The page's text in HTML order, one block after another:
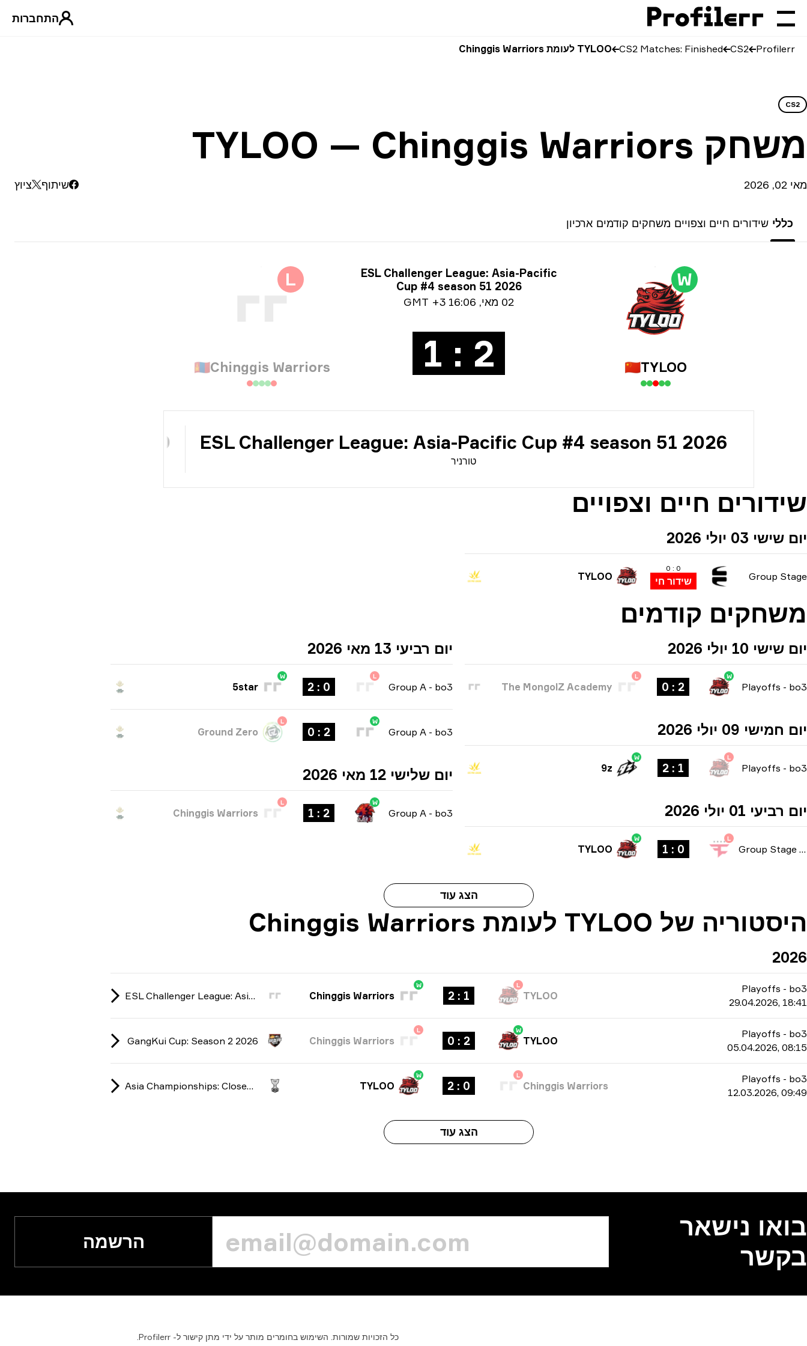
התחברות
Profilerr
CS2
CS2 Matches: Finished TYLOO לעומת Chinggis Warriors
CS2
משחק TYLOO — Chinggis Warriors
מאי 02, 2026 שיתוף ציוץ
כללי שידורים חיים וצפויים משחקים קודמים ארכיון
מידע על טורניר
ESL Challenger League: Asia-Pacific
Cup #4 season 51 2026
Date info02 מאי ,
16:06 GMT +3
W
TYLOO
🇨🇳
2 : 1
L
Chinggis Warriors
🇲🇳
טורניר
ESL Challenger League: Asia-Pacific Cup #4 season 51 2026
$10 000
שידורים חיים וצפויים
יום שישי 03 יולי 2026
Group Stage
0 : 0
שידור חי TYLOO
משחקים קודמים
יום שישי 10 יולי 2026
Playoffs - bo3
W
2 : 0
L
The MongolZ Academy
יום חמישי 09 יולי 2026
Playoffs - bo3
L
1 : 2
W
9z
יום רביעי 01 יולי 2026
Group Stage
L
0 : 1
W
TYLOO
יום רביעי 13 מאי 2026
Group A - bo3
L
0 : 2
W
5star
Group A - bo3
W
2 : 0
L
Ground Zero
יום שלישי 12 מאי 2026
Group A - bo3
W
2 : 1
L
Chinggis Warriors
הצג עוד
היסטוריה של TYLOO לעומת Chinggis Warriors
2026
Playoffs - bo3
29.04.2026, 18:41
L
TYLOO
1 : 2
W
Chinggis Warriors
ESL Challenger League: Asia-Pacific Cup #4 season 51 2026
Playoffs - bo3
05.04.2026, 08:15
W
TYLOO
2 : 0
L
Chinggis Warriors
GangKui Cup: Season 2 2026
Playoffs - bo3
12.03.2026, 09:49
L
Chinggis Warriors
0 : 2
W
TYLOO
Asia Championships: Closed Qualifier 2026
הצג עוד
בואו נישאר
בקשר
הרשמה
כל הזכויות שמורות. השימוש בחומרים מותר על ידי מתן קישור ל- Profilerr.